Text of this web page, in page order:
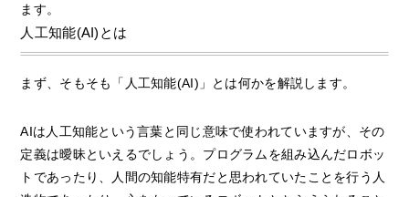
ます。
人工知能(AI)とは
まず、そもそも「人工知能(AI)」とは何かを解説します。
AIは人工知能という言葉と同じ意味で使われていますが、その
定義は曖昧といえるでしょう。プログラムを組み込んだロボッ
トであったり、人間の知能特有だと思われていたことを行う人